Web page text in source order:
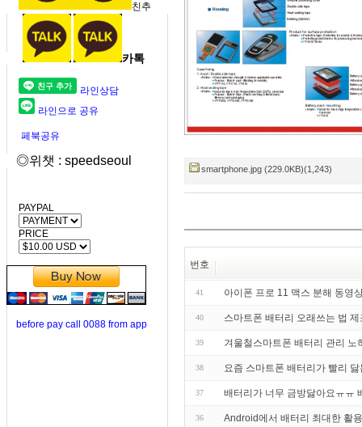
친추
카톡
라인상담
라인으로 공유
페북공유
◎위챗 : speedseoul
PAYPAL
PRICE
before pay call 0088 from app
smartphone.jpg (229.0KB)(1,243)
번호
41 아이폰 프로 11 맥스 분해 동영
40 스마트폰 배터리 오래쓰는 법
39 겨울철스마트폰 배터리 관리 노
38 요즘 스마트폰 배터리가 빨리
37 배터리가 너무 금방닳아요ㅠㅠ
36 Android에서 배터리 최대한 활